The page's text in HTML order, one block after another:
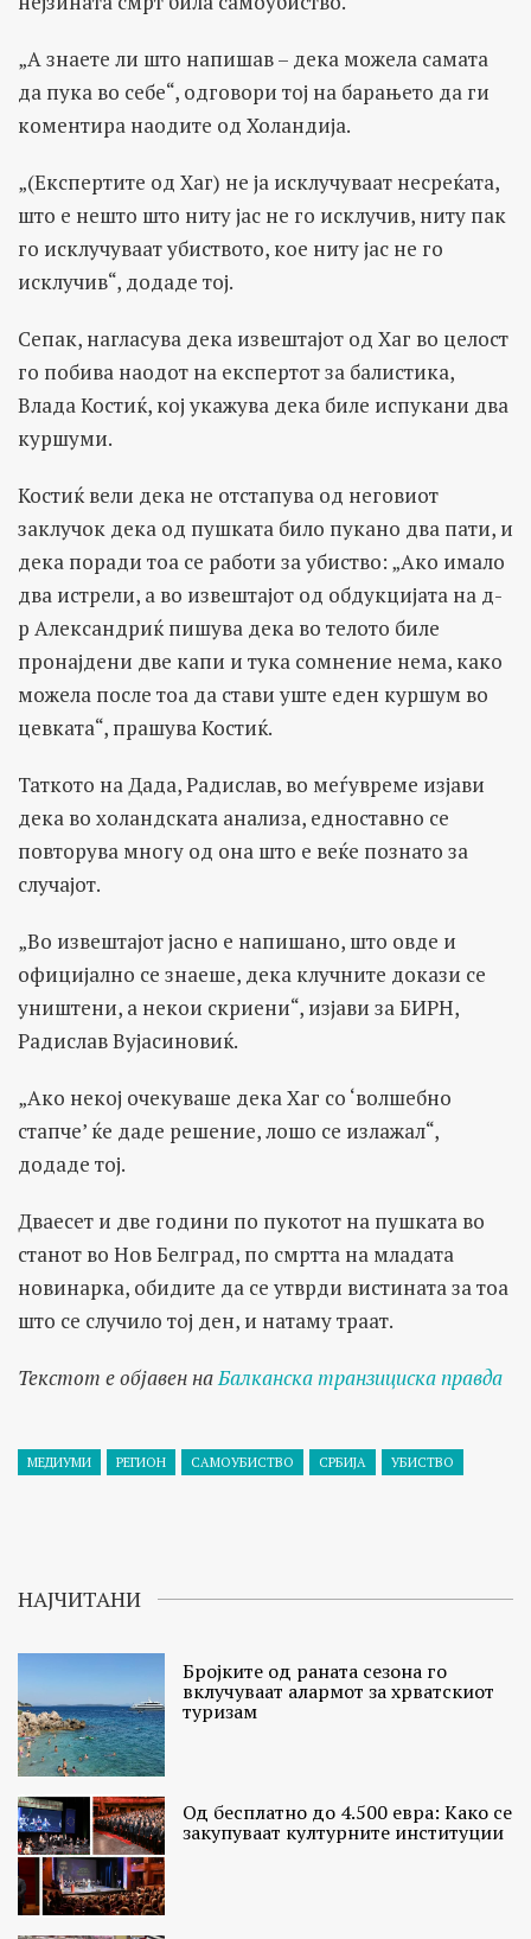
„А знаете ли што напишав – дека можела самата
да пука во себе“, одговори тој на барањето да ги
коментира наодите од Холандија.
„(Експертите од Хаг) не ја исклучуваат несреќата,
што е нешто што ниту јас не го исклучив, ниту пак
го исклучуваат убиството, кое ниту јас не го
исклучив“, додаде тој.
Сепак, нагласува дека извештајот од Хаг во целост
го побива наодот на експертот за балистика,
Влада Костиќ, кој укажува дека биле испукани два
куршуми.
Костиќ вели дека не отстапува од неговиот
заклучок дека од пушката било пукано два пати, и
дека поради тоа се работи за убиство: „Ако имало
два истрели, а во извештајот од обдукцијата на д-
р Александриќ пишува дека во телото биле
пронајдени две капи и тука сомнение нема, како
можела после тоа да стави уште еден куршум во
цевката“, прашува Костиќ.
Таткото на Дада, Радислав, во меѓувреме изјави
дека во холандската анализа, едноставно се
повторува многу од она што е веќе познато за
случајот.
„Во извештајот јасно е напишано, што овде и
официјално се знаеше, дека клучните докази се
уништени, а некои скриени“, изјави за БИРН,
Радислав Вујасиновиќ.
„Ако некој очекуваше дека Хаг со ‘волшебно
стапче’ ќе даде решение, лошо се излажал“,
додаде тој.
Дваесет и две години по пукотот на пушката во
станот во Нов Белград, по смртта на младата
новинарка, обидите да се утврди вистината за тоа
што се случило тој ден, и натаму траат.
Текстот е објавен наБалканска транзициска правда
МЕДИУМИ РЕГИОН САМОУБИСТВО СРБИЈА УБИСТВО
НАЈЧИТАНИ
Бројките од раната сезона го
вклучуваат алармот за хрватскиот
туризам
Од бесплатно до 4.500 евра: Како се
закупуваат културните институции